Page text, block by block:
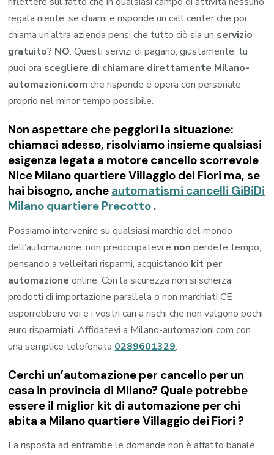
regala niente: se chiami e risponde un call center che poi
chiama un’altra azienda pensi che tutto ciò sia un servizio
gratuito? NO. Questi servizi di pagano, giustamente, tu
puoi ora scegliere di chiamare direttamente Milano-
automazioni.com che risponde e opera con personale
proprio nel minor tempo possibile.
Non aspettare che peggiori la situazione:
chiamaci adesso, risolviamo insieme qualsiasi
esigenza legata a motore cancello scorrevole
Nice Milano quartiere Villaggio dei Fiori ma, se
hai bisogno, anche automatismi cancelli GiBiDi
Milano quartiere Precotto .
Possiamo intervenire su qualsiasi marchio del mondo
dell’automazione: non preoccupatevi e non perdete tempo,
pensando a velleitari risparmi, acquistando kit per
automazione online. Con la sicurezza non si scherza:
prodotti di importazione parallela o non marchiati CE
esporrebbero voi e i vostri cari a rischi che non valgono pochi
euro risparmiati. Affidatevi a Milano-automazioni.com con
una semplice telefonata 0289601329.
Cerchi un’automazione per cancello per un
casa in provincia di Milano? Quale potrebbe
essere il miglior kit di automazione per chi
abita a Milano quartiere Villaggio dei Fiori ?
La risposta ad entrambe le domande non è affatto banale